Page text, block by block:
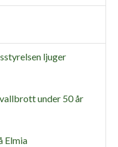
ljuger
under 50 år
Elmia